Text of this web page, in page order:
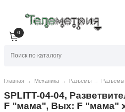
0
Главная → Механика → Разъемы → Разъемы
SPLITT-04-04,
F "мама", Вых: F "мама"